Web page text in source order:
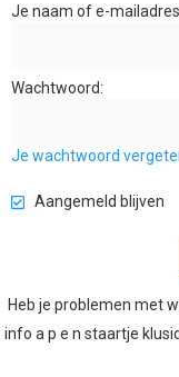
Je naam of e-mailadres
Wachtwoord
Je wachtwoord
Aangemeld blijven
Heb je problemen met
info a p e n staartje